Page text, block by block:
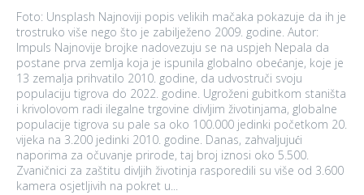
Foto: Unsplash Najnoviji popis velikih mačaka pokazuje da ih je
trostruko više nego što je zabilježeno 2009. godine. Autor:
Impuls Najnovije brojke nadovezuju se na uspjeh Nepala da
postane prva zemlja koja je ispunila globalno obećanje, koje je
13 zemalja prihvatilo 2010. godine, da udvostruči svoju
populaciju tigrova do 2022. godine. Ugroženi gubitkom staništa
i krivolovom radi ilegalne trgovine divljim životinjama, globalne
populacije tigrova su pale sa oko 100.000 jedinki početkom 20.
vijeka na 3.200 jedinki 2010. godine. Danas, zahvaljujući
naporima za očuvanje prirode, taj broj iznosi oko 5.500.
Zvaničnici za zaštitu divljih životinja rasporedili su više od 3.600
kamera osjetljivih na pokret u...